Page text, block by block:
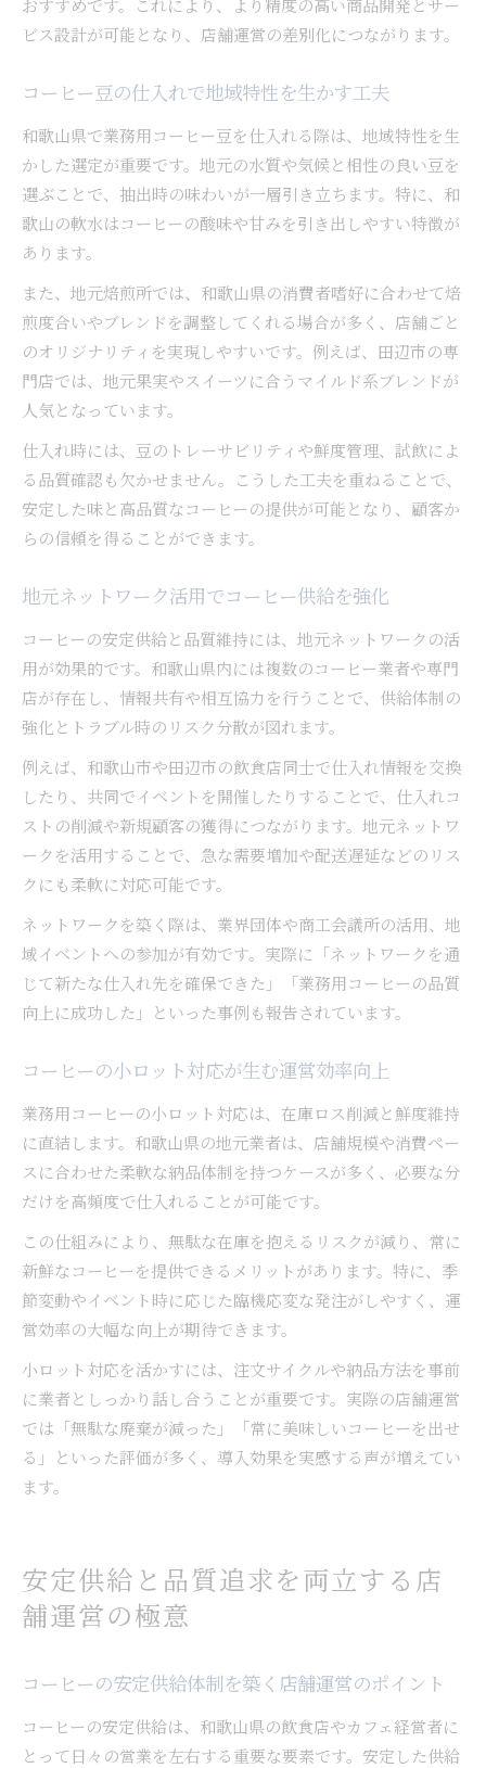
おすすめです。これにより、より精度の高い商品開発とサー
ビス設計が可能となり、店舗運営の差別化につながります。
コーヒー豆の仕入れで地域特性を生かす工夫
和歌山県で業務用コーヒー豆を仕入れる際は、地域特性を生
かした選定が重要です。地元の水質や気候と相性の良い豆を
選ぶことで、抽出時の味わいが一層引き立ちます。特に、和
歌山の軟水はコーヒーの酸味や甘みを引き出しやすい特徴が
あります。
また、地元焙煎所では、和歌山県の消費者嗜好に合わせて焙
煎度合いやブレンドを調整してくれる場合が多く、店舗ごと
のオリジナリティを実現しやすいです。例えば、田辺市の専
門店では、地元果実やスイーツに合うマイルド系ブレンドが
人気となっています。
仕入れ時には、豆のトレーサビリティや鮮度管理、試飲によ
る品質確認も欠かせません。こうした工夫を重ねることで、
安定した味と高品質なコーヒーの提供が可能となり、顧客か
らの信頼を得ることができます。
地元ネットワーク活用でコーヒー供給を強化
コーヒーの安定供給と品質維持には、地元ネットワークの活
用が効果的です。和歌山県内には複数のコーヒー業者や専門
店が存在し、情報共有や相互協力を行うことで、供給体制の
強化とトラブル時のリスク分散が図れます。
例えば、和歌山市や田辺市の飲食店同士で仕入れ情報を交換
したり、共同でイベントを開催したりすることで、仕入れコ
ストの削減や新規顧客の獲得につながります。地元ネットワ
ークを活用することで、急な需要増加や配送遅延などのリス
クにも柔軟に対応可能です。
ネットワークを築く際は、業界団体や商工会議所の活用、地
域イベントへの参加が有効です。実際に「ネットワークを通
じて新たな仕入れ先を確保できた」「業務用コーヒーの品質
向上に成功した」といった事例も報告されています。
コーヒーの小ロット対応が生む運営効率向上
業務用コーヒーの小ロット対応は、在庫ロス削減と鮮度維持
に直結します。和歌山県の地元業者は、店舗規模や消費ペー
スに合わせた柔軟な納品体制を持つケースが多く、必要な分
だけを高頻度で仕入れることが可能です。
この仕組みにより、無駄な在庫を抱えるリスクが減り、常に
新鮮なコーヒーを提供できるメリットがあります。特に、季
節変動やイベント時に応じた臨機応変な発注がしやすく、運
営効率の大幅な向上が期待できます。
小ロット対応を活かすには、注文サイクルや納品方法を事前
に業者としっかり話し合うことが重要です。実際の店舗運営
では「無駄な廃棄が減った」「常に美味しいコーヒーを出せ
る」といった評価が多く、導入効果を実感する声が増えてい
ます。
安定供給と品質追求を両立する店
舗運営の極意
コーヒーの安定供給体制を築く店舗運営のポイント
コーヒーの安定供給は、和歌山県の飲食店やカフェ経営者に
とって日々の営業を左右する重要な要素です。安定した供給